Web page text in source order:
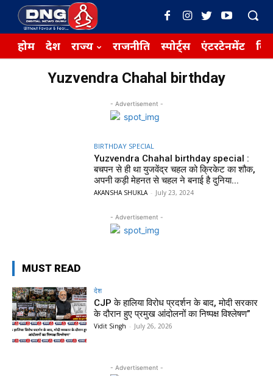
होम देश राज्य राजनीति स्पोर्ट्स एंटरटेनमेंट
Yuzvendra Chahal birthday
- Advertisement -
BIRTHDAY SPECIAL
Yuzvendra Chahal birthday special :
बचपन से ही था युजवेंद्र चहल को क्रिकेट का शौक,
अपनी कड़ी मेहनत से चहल ने बनाई है दुनिया...
AKANSHA SHUKLA - July 23, 2024
- Advertisement -
MUST READ
देश
CJP के हालिया विरोध प्रदर्शन के बाद, मोदी सरकार
के दौरान हुए प्रमुख आंदोलनों का निष्पक्ष विश्लेषण”
Vidit Singh - July 26, 2026
- Advertisement -